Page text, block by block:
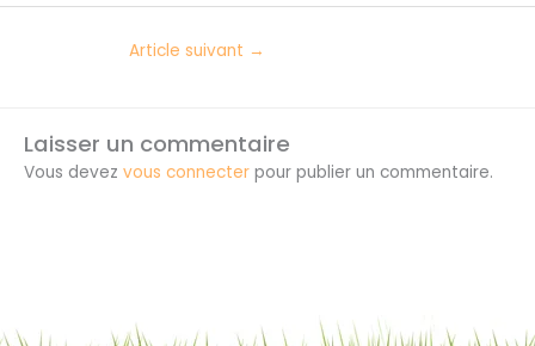
Article suivant →
Laisser un commentaire
Vous devez vous connecter pour publier un commentaire.